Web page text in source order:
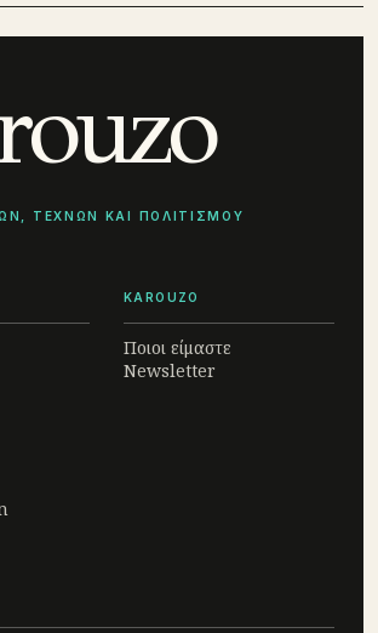
ΤΕΧΝΩΝ ΚΑΙ ΠΟΛΙΤΙΣΜΟΥ
KAROUZO
Ποιοι είμαστε
Newsletter